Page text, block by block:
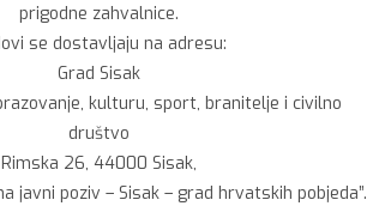
prigodne zahvalnice.
se dostavljaju na adresu:
Grad Sisak
kulturu, sport, branitelje i civilno
društvo
Rimska 26, 44000 Sisak,
javni poziv – Sisak – grad hrvatskih pobjeda”.